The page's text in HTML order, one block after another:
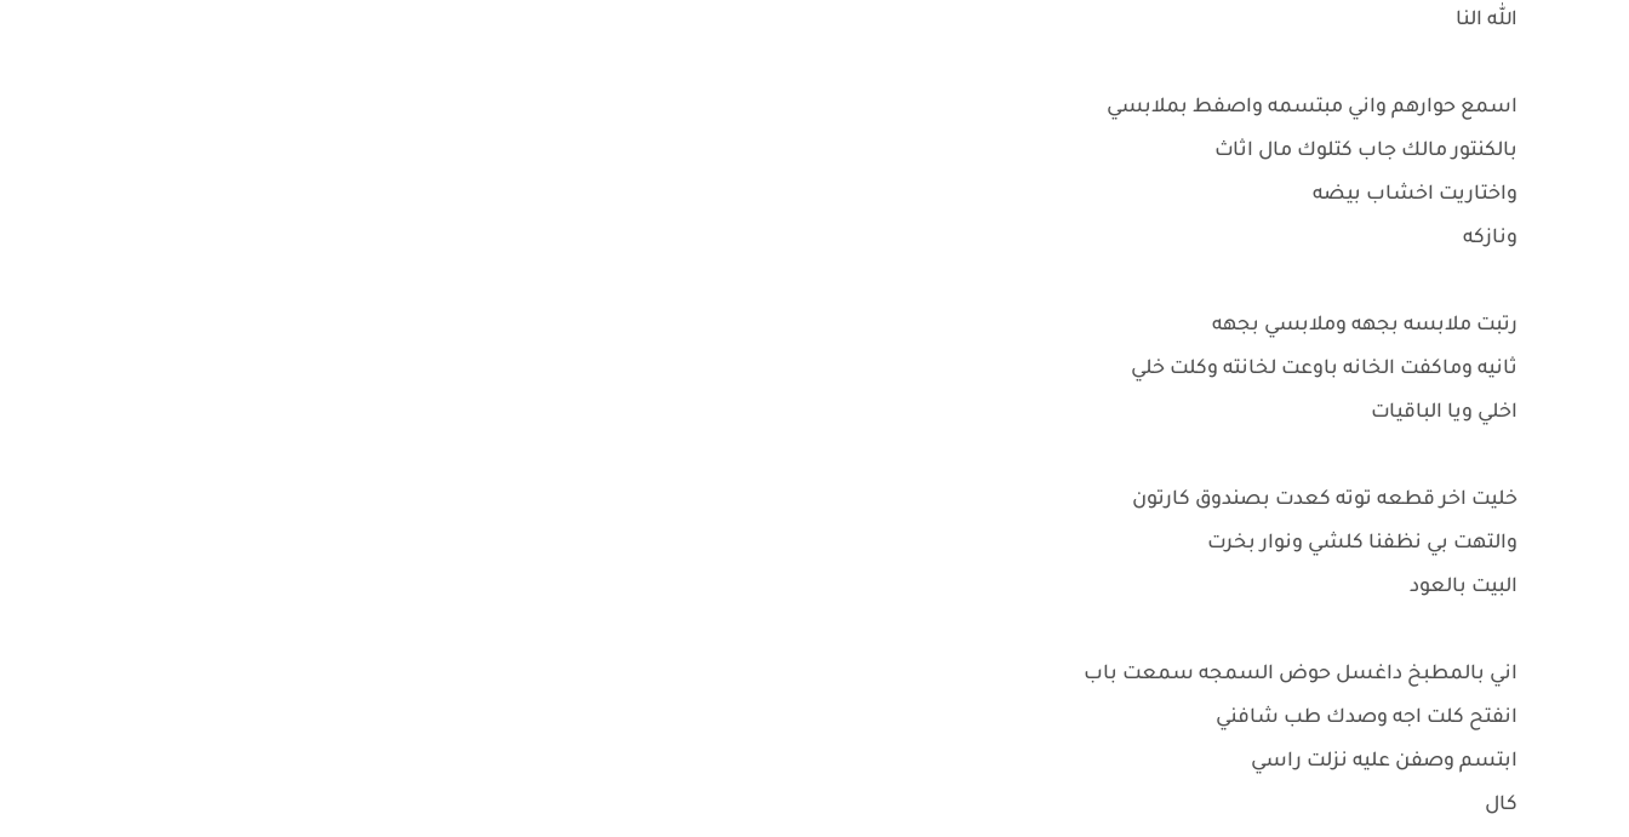
الله النا
اسمع حوارهم واني مبتسمه واصفط بملابسي
بالكنتور مالك جاب كتلوك مال اثاث
واختاريت اخشاب بيضه
ونازكه
رتبت ملابسه بجهه وملابسي بجهه
ثانيه وماكفت الخانه باوعت لخانته وكلت خلي
اخلي ويا الباقيات
خليت اخر قطعه توته كعدت بصندوق كارتون
والتهت بي نظفنا كلشي ونوار بخرت
البيت بالعود
اني بالمطبخ داغسل حوض السمجه سمعت باب
انفتح كلت اجه وصدك طب شافني
ابتسم وصفن عليه نزلت راسي
كال